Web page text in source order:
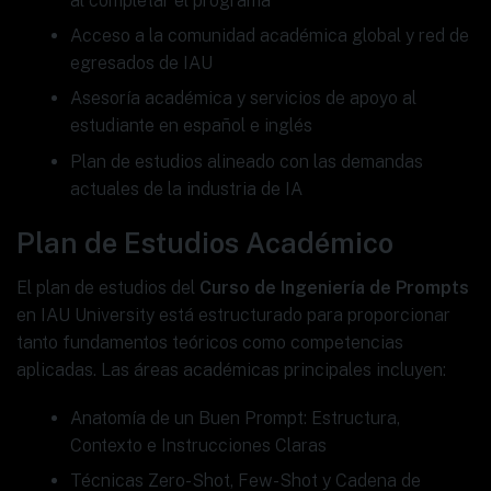
Acceso a la comunidad académica global y red de
egresados de IAU
Asesoría académica y servicios de apoyo al
estudiante en español e inglés
Plan de estudios alineado con las demandas
actuales de la industria de IA
Plan de Estudios Académico
El plan de estudios del Curso de Ingeniería de Prompts
en IAU University está estructurado para proporcionar
tanto fundamentos teóricos como competencias
aplicadas. Las áreas académicas principales incluyen:
Anatomía de un Buen Prompt: Estructura,
Contexto e Instrucciones Claras
Técnicas Zero-Shot, Few-Shot y Cadena de